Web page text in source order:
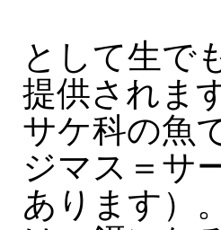
として生で
提供されま
サケ科の魚
ジマス＝サ
あります）